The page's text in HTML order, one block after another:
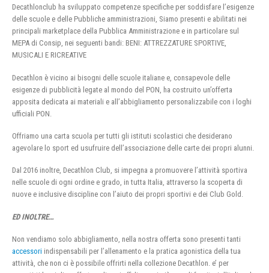
Decathlonclub ha sviluppato competenze specifiche per soddisfare l’esigenze
delle scuole e delle Pubbliche amministrazioni, Siamo presenti e abilitati nei
principali marketplace della Pubblica Amministrazione e in particolare sul
MEPA di Consip, nei seguenti bandi: BENI: ATTREZZATURE SPORTIVE,
MUSICALI E RICREATIVE
Decathlon è vicino ai bisogni delle scuole italiane e, consapevole delle
esigenze di pubblicità legate al mondo del PON, ha costruito un’offerta
apposita dedicata ai materiali e all’abbigliamento personalizzabile con i loghi
ufficiali PON.
Offriamo una carta scuola per tutti gli istituti scolastici che desiderano
agevolare lo sport ed usufruire dell’associazione delle carte dei propri alunni.
Dal 2016 inoltre, Decathlon Club, si impegna a promuovere l’attività sportiva
nelle scuole di ogni ordine e grado, in tutta Italia, attraverso la scoperta di
nuove e inclusive discipline con l’aiuto dei propri sportivi e dei Club Gold.
ED INOLTRE…
Non vendiamo solo abbigliamento, nella nostra offerta sono presenti tanti
accessori indispensabili per l’allenamento e la pratica agonistica della tua
attività, che non ci è possibile offrirti nella collezione Decathlon. e’ per